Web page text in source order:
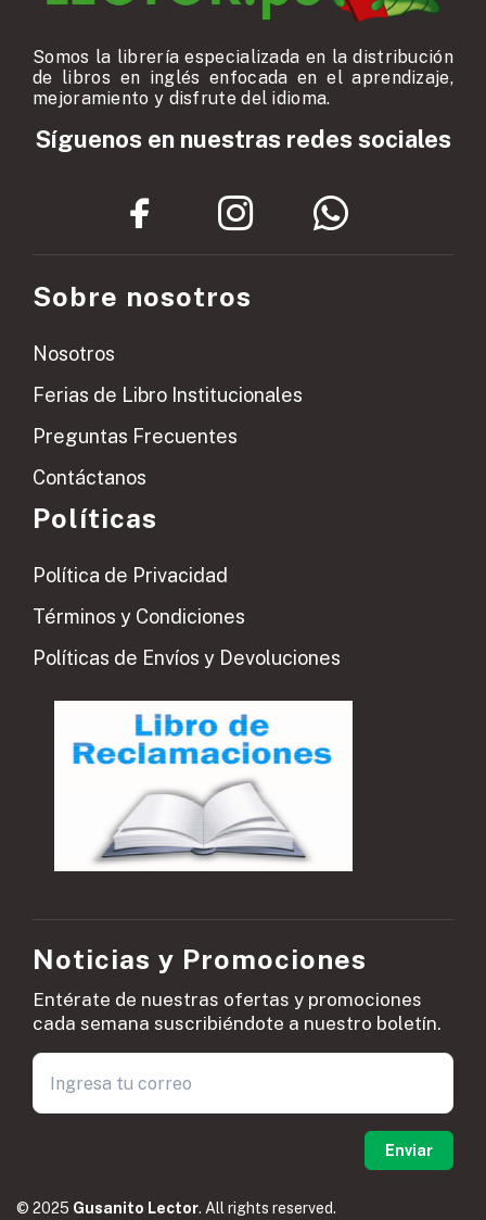
Somos la librería especializada en la distribución
de libros en inglés enfocada en el aprendizaje,
mejoramiento y disfrute del idioma.
Síguenos en nuestras redes sociales
Sobre nosotros
Nosotros
Ferias de Libro Institucionales
Preguntas Frecuentes
Contáctanos
Políticas
Política de Privacidad
Términos y Condiciones
Políticas de Envíos y Devoluciones
Noticias y Promociones
Entérate de nuestras ofertas y promociones
cada semana suscribiéndote a nuestro boletín.
© 2025 Gusanito Lector. All rights reserved.